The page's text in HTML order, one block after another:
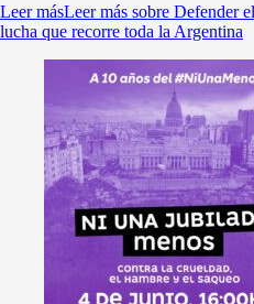
Leer másLeer más sobre Defender
lucha que recorre toda la Argentina